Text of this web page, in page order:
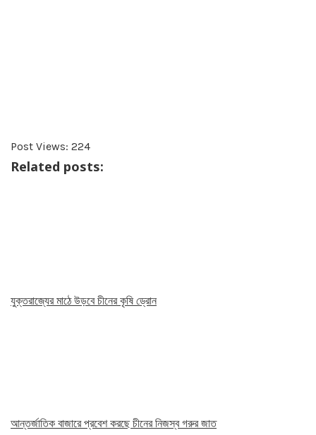
Post Views: 224
Related posts:
যুক্তরাজ্যের মাঠে উড়বে চীনের কৃষি ড্রোন
আন্তর্জাতিক বাজারে প্রবেশ করছে চীনের নিজস্ব গরুর জাত